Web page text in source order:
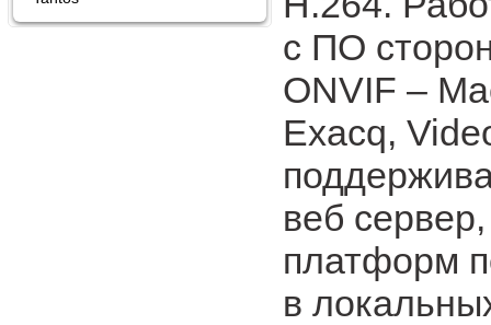
с ПО
ONVIF –
Exacq,
веб
платформ
в